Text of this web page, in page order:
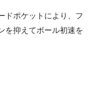
ドポケットにより、フ
を抑えてボール初速を